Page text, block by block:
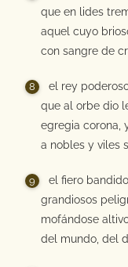
que en lides
aquel cuyo
con sangre de
el rey
que al orbe dio
egregia corona,
a nobles y viles
el fiero
grandiosos
mofándose
del mundo, del